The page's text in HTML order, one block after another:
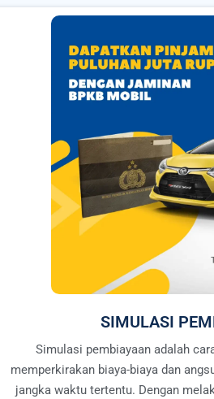
SIMULASI
Simulasi pembiayaan adalah
memperkirakan biaya-biaya dan
jangka waktu tertentu. Dengan